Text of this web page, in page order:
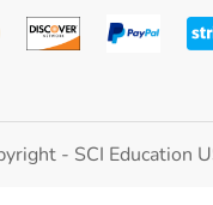
- SCI Education